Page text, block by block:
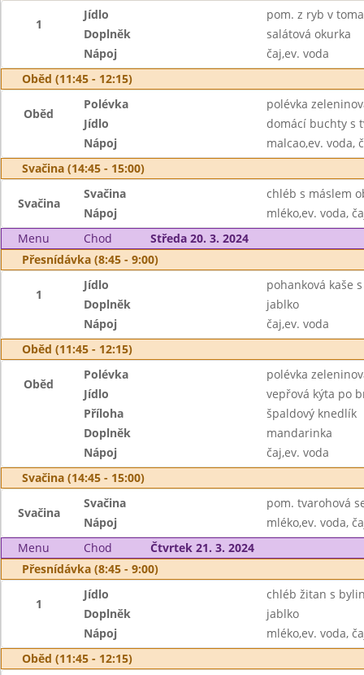
1
Jídlo
pom. z ryb v
Doplněk
salátová okurka
Nápoj
čaj,ev. voda
Oběd (11:45 - 12:15)
Oběd
Polévka
polévka
Jídlo
domácí buchty s
Nápoj
malcao,ev. voda,
Svačina (14:45 - 15:00)
Svačina
Svačina
chléb s máslem
Nápoj
mléko,ev. voda,
Menu
Chod
Středa 20. 3. 2024
Přesnídávka (8:45 - 9:00)
1
Jídlo
pohanková kaše
Doplněk
jablko
Nápoj
čaj,ev. voda
Oběd (11:45 - 12:15)
Oběd
Polévka
polévka
Jídlo
vepřová kýta po
Příloha
špaldový knedlík
Doplněk
mandarinka
Nápoj
čaj,ev. voda
Svačina (14:45 - 15:00)
Svačina
Svačina
pom. tvarohová
Nápoj
mléko,ev. voda,
Menu
Chod
Čtvrtek 21. 3. 2024
Přesnídávka (8:45 - 9:00)
1
Jídlo
chléb žitan s
Doplněk
jablko
Nápoj
mléko,ev. voda,
Oběd (11:45 - 12:15)